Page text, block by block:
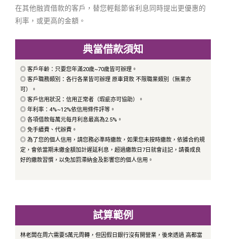
在其他融資借款的客戶，替您輕鬆節省利息同時提出更優惠的
利率，或更高的金額。
典當借款須知
◎ 客戶年齡：只要您年滿20歲~70歲皆可辦理。
◎ 客戶職務類別：各行各業皆可辦理 原車貸款 不限職業類別（無業亦
可）。
◎ 客戶信用狀況：信用正常者（瑕疵亦可協助）。
◎ 年利率：4%~12%依信用條件評等。
◎ 各項借款每萬元每月利息最高為2.5%。
◎ 免手續費、代辦費。
◎ 為了您的個人信用，請您務必準時繳款，如果您未按時繳款，依據合約規
定，會依當期未繳金額加計遲延利息，超過繳款日7日就會註記，請養成良
好的繳款習慣，以免加罰滯納金及影響您的個人信用。
試算範例
林老闆在周六需要5萬元周轉，但因假日銀行沒有開營業，後來透過 高都當